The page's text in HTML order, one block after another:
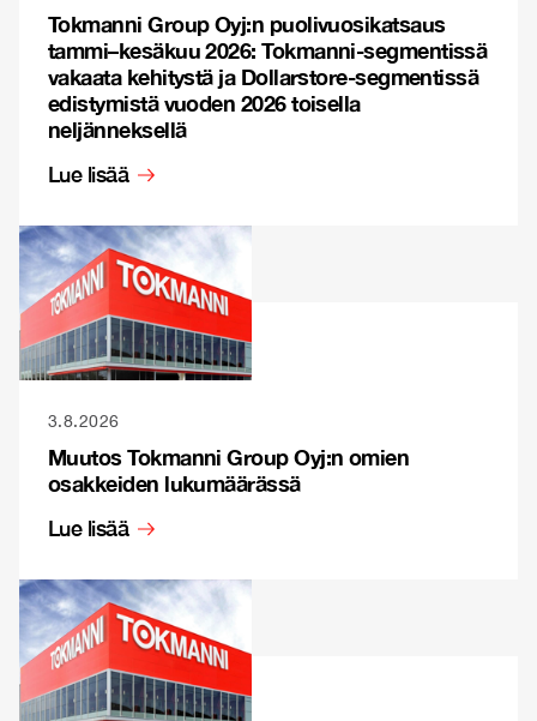
Tokmanni Group Oyj:n puolivuosikatsaus
tammi–kesäkuu 2026: Tokmanni-segmentissä
vakaata kehitystä ja Dollarstore-segmentissä
edistymistä vuoden 2026 toisella
neljänneksellä
Lue lisää
3.8.2026
Muutos Tokmanni Group Oyj:n omien
osakkeiden lukumäärässä
Lue lisää